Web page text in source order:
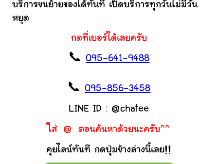
บริการขนย้ายของได้ทันที เปิดบริการทุกวันไม่มีวัน
หยุด
กดที่เบอร์ได้เลยครับ
📞095-641-9488
📞095-856-3458
LINE ID : @chatee
ใส่ @ ตอนค้นหาด้วยนะครับ^^
คุยไลน์ทันที กดปุ่มข้างล่างนี้เลย!!